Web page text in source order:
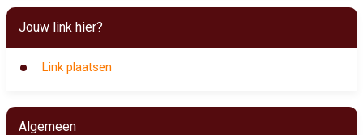
Jouw link hier?
Link plaatsen
Algemeen